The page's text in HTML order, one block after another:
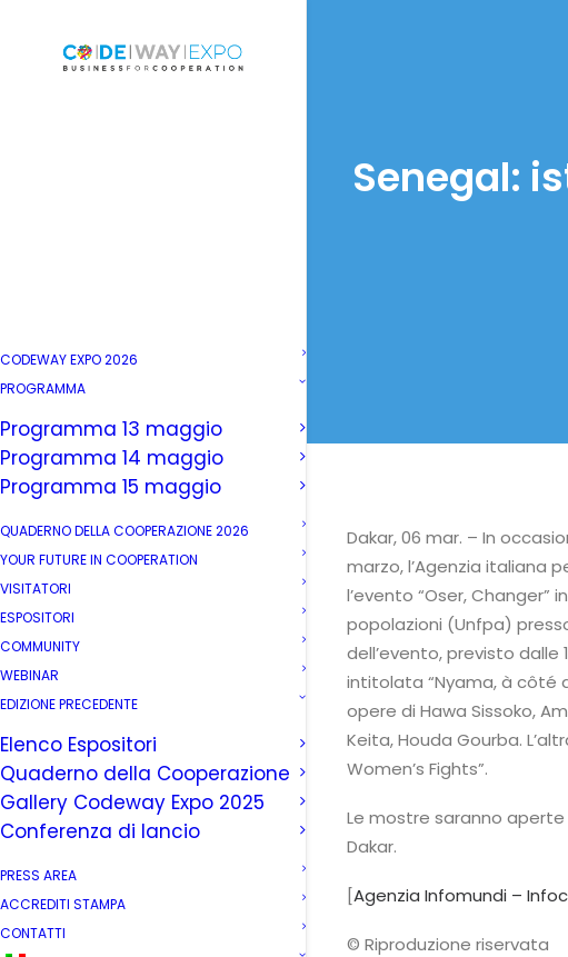
CODEWAY EXPO 2026
PROGRAMMA
Programma 13 maggio
Programma 14 maggio
Programma 15 maggio
QUADERNO DELLA COOPERAZIONE 2026
YOUR FUTURE IN COOPERATION
VISITATORI
ESPOSITORI
COMMUNITY
WEBINAR
EDIZIONE PRECEDENTE
Elenco Espositori
Quaderno della Cooperazione
Gallery Codeway Expo 2025
Conferenza di lancio
PRESS AREA
ACCREDITI STAMPA
CONTATTI
Senegal:
Dakar, 06 mar. – In
marzo, l’Agenzia italiana
l’evento “Oser, Changer”
popolazioni (Unfpa)
dell’evento, previsto
intitolata “Nyama, à côté
opere di Hawa Sissoko,
Keita, Houda Gourba.
Women’s Fights”.
Le mostre saranno aperte
Dakar.
[Agenzia Infomundi –
© Riproduzione riservata